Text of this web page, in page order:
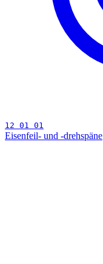
12 01 01
Eisenfeil- und -drehspäne